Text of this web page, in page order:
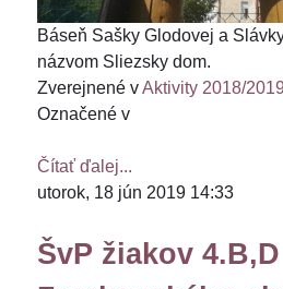
Báseň Sašky Glodovej a
názvom Sliezsky dom.
Zverejnené vAktivity 2018/2019
Označené v
Čítať ďalej...
utorok, 18 jún 2019 14:33
ŠvP žiakov